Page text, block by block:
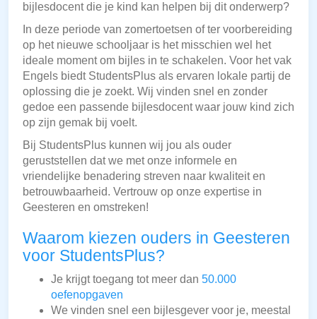
bijlesdocent die je kind kan helpen bij dit onderwerp?
In deze periode van zomertoetsen of ter voorbereiding
op het nieuwe schooljaar is het misschien wel het
ideale moment om bijles in te schakelen. Voor het vak
Engels biedt StudentsPlus als ervaren lokale partij de
oplossing die je zoekt. Wij vinden snel en zonder
gedoe een passende bijlesdocent waar jouw kind zich
op zijn gemak bij voelt.
Bij StudentsPlus kunnen wij jou als ouder
geruststellen dat we met onze informele en
vriendelijke benadering streven naar kwaliteit en
betrouwbaarheid. Vertrouw op onze expertise in
Geesteren en omstreken!
Waarom kiezen ouders in Geesteren
voor StudentsPlus?
Je krijgt toegang tot meer dan 50.000
oefenopgaven
We vinden snel een bijlesgever voor je, meestal